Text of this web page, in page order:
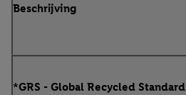
Beschrijving
*GRS - Global Recycled Standard